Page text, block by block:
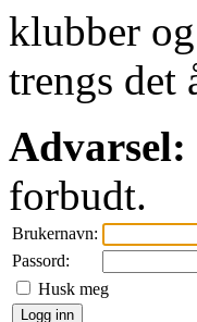
klubber
trengs det
Advarsel:
forbudt.
Brukernavn:
Passord:
Husk meg